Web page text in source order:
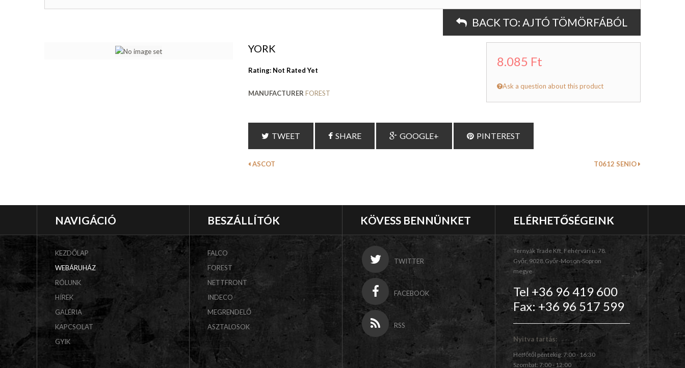
BACK TO: AJTÓ TÖMÖRFÁBÓL
YORK
Rating: Not Rated Yet
MANUFACTURER FOREST
8.085 Ft
Ask a question about this product
TWEET SHARE GOOGLE+ PINTEREST
ASCOT T0612 SENIO
NAVIGÁCIÓ
KEZDŐLAP
WEBÁRUHÁZ
RÓLUNK
HÍREK
GALÉRIA
KAPCSOLAT
GYIK
BESZÁLLÍTÓK
FALCO
FOREST
NETTFRONT
INDECO
MEGRENDELŐ
ASZTALOSOK
KÖVESS BENNÜNKET
TWITTER
FACEBOOK
RSS
ELÉRHETŐSÉGEINK
Ternyák Trade Kft, Fehérvári u. 78.
Győr, 9028,Győr-Moson-Sopron
megye
Tel +36 96 419 600
Fax: +36 96 517 599
Nyitva tartás:
Hétfőtől péntekig: 7:00 - 16:30
Szombat: 7:00 - 12:00